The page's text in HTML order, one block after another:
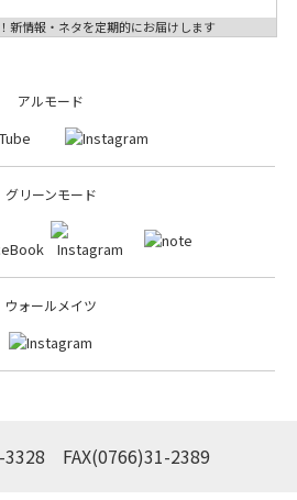
新情報・ネタを定期的にお届けします
アルモード
グリーンモード
ウォールメイツ
FAX(0766)31-2389